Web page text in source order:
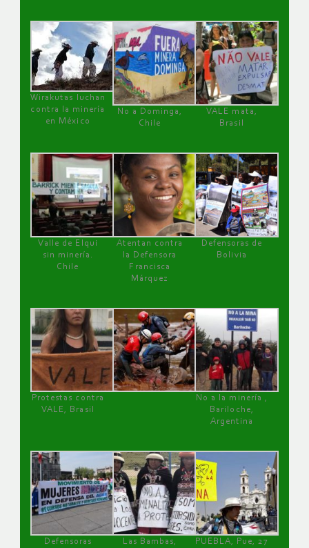
Wirakutas luchan
contra la minería
en México
No a Dominga,
Chile
VALE mata,
Brasil
Valle de Elqui
sin minería.
Chile
Atentan contra
la Defensora
Francisca
Márquez
Defensoras de
Bolivia
Protestas contra
VALE, Brasil
No a la minería ,
Bariloche,
Argentina
Defensoras
Las Bambas,
PUEBLA, Pue, 27